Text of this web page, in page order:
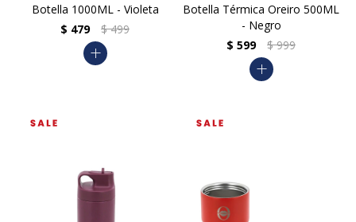
Botella 1000ML - Violeta
$ 479 $ 499
add
Botella Térmica Oreiro 500ML
- Negro
$ 599 $ 999
add